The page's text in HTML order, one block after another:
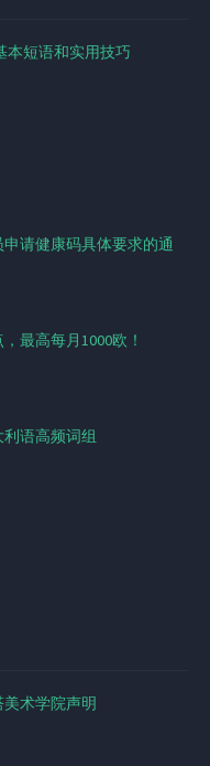
本短语和实用技巧
请健康码具体要求的通
最高每月1000欧！
语高频词组
美术学院声明